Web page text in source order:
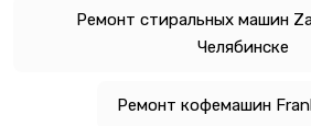
Ремонт стиральных машин
Челябинске
Ремонт кофемашин